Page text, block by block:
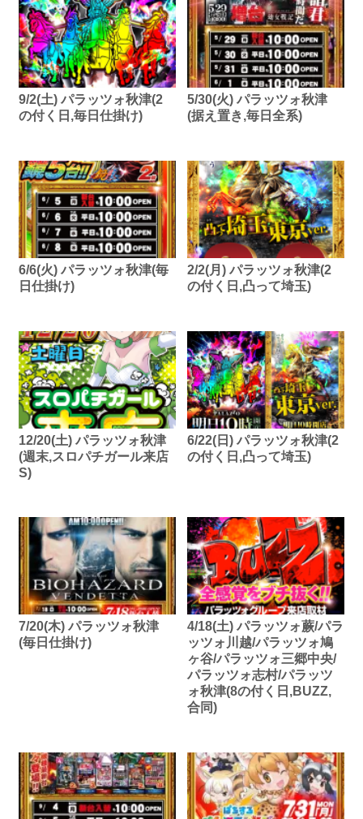
9/2(土) パラッツォ秋津(2
の付く日,毎日仕掛け)
5/30(火) パラッツォ秋津
(据え置き,毎日全系)
6/6(火) パラッツォ秋津(毎
日仕掛け)
2/2(月) パラッツォ秋津(2
の付く日,凸って埼玉)
12/20(土) パラッツォ秋津
(週末,スロパチガール来店
S)
6/22(日) パラッツォ秋津(2
の付く日,凸って埼玉)
7/20(木) パラッツォ秋津
(毎日仕掛け)
4/18(土) パラッツォ蕨/パラ
ッツォ川越/パラッツォ鳩
ヶ谷/パラッツォ三郷中央/
パラッツォ志村/パラッツ
ォ秋津(8の付く日,BUZZ,
合同)